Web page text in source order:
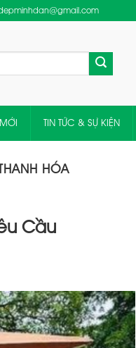
TIN TỨC & SỰ KIỆN
HÓA
Cầu